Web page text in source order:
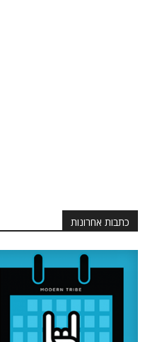
כתבות אחרונות